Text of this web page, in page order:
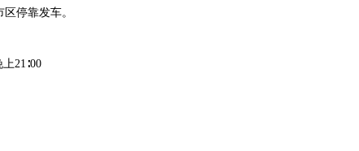
停靠发车。
21∶00